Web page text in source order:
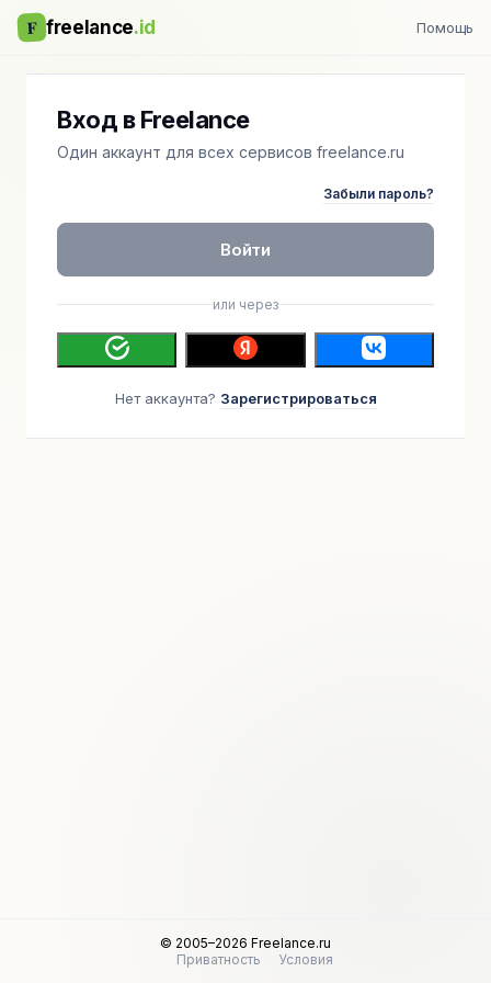
F freelance.id Помощь
Вход в Freelance
Один аккаунт для всех сервисов freelance.ru
Забыли пароль?
Войти
или через
Нет аккаунта? Зарегистрироваться
© 2005–2026 Freelance.ru
Приватность
Условия